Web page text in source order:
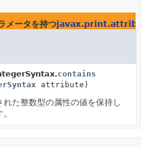
メータを持つ
contains
attribute)
た整数型の属性の値を保持し